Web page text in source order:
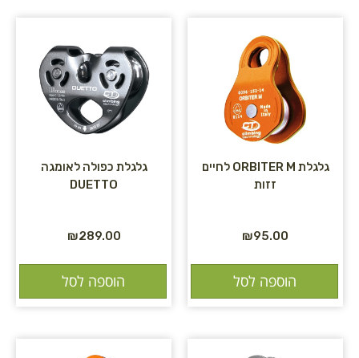
גלגלת ORBITER M לחיים
זזות
₪95.00
הוספה לסל
גלגלת כפולה לאומגה
DUETTO
₪289.00
הוספה לסל